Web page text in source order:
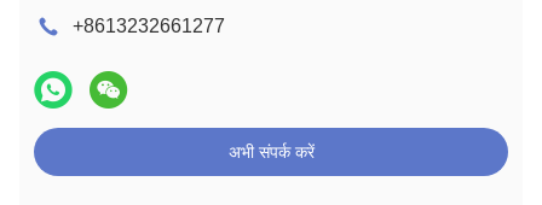
+8613232661277
अभी संपर्क करें